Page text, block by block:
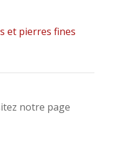
et pierres fines
notre page